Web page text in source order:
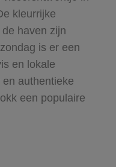
kleurrijke
haven zijn
is er een
en lokale
authentieke
een populaire